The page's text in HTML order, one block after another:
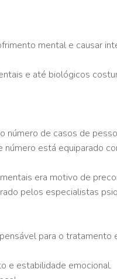
mental e causar
e até biológicos
número de casos de
está equiparado
era motivo de
pelos especialistas
para o tratamento
e estabilidade emocional.